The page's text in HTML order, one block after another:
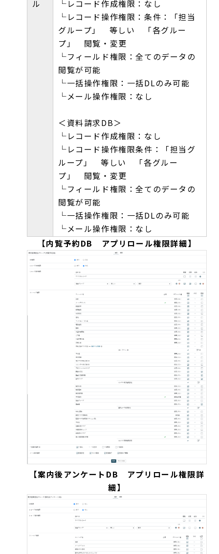
ル
└レコード作成権限：なし
└レコード操作権限：条件：「担当
グループ」 等しい 「各グルー
プ」 閲覧・変更
└フィールド権限：全てのデータの
閲覧が可能
└一括操作権限：一括DLのみ可能
└メール操作権限：なし
＜資料請求DB＞
└レコード作成権限：なし
└レコード操作権限条件：「担当グ
ループ」 等しい 「各グルー
プ」 閲覧・変更
└フィールド権限：全てのデータの
閲覧が可能
└一括操作権限：一括DLのみ可能
└メール操作権限：なし
【内覧予約DB アプリロール権限詳細】
【案内後アンケートDB アプリロール権限詳
細】